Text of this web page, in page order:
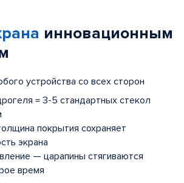
инновационным
устройства со всех сторон
= 3-5 стандартных стекол
покрытия сохраняет
экрана
— царапины стягиваются
время